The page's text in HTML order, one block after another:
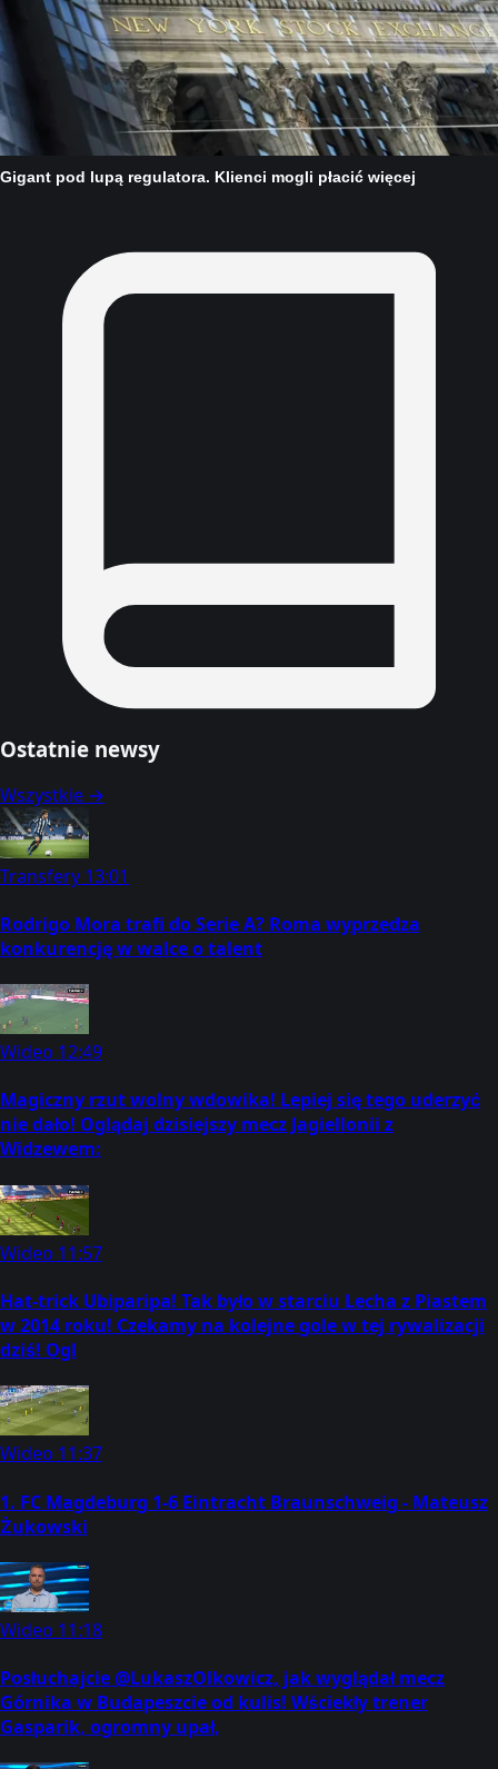
Ostatnie newsy
Wszystkie →
Transfery 13:01
Rodrigo Mora trafi do Serie A? Roma wyprzedza
konkurencję w walce o talent
Wideo 12:49
Magiczny rzut wolny wdowika! Lepiej się tego uderzyć
nie dało! Oglądaj dzisiejszy mecz Jagiellonii z
Widzewem:
Wideo 11:57
Hat-trick Ubiparipa! Tak było w starciu Lecha z Piastem
w 2014 roku! Czekamy na kolejne gole w tej rywalizacji
dziś! Ogl
Wideo 11:37
1. FC Magdeburg 1-6 Eintracht Braunschweig - Mateusz
Żukowski
Wideo 11:18
Posłuchajcie @LukaszOlkowicz, jak wyglądał mecz
Górnika w Budapeszcie od kulis! Wściekły trener
Gasparik, ogromny upał,